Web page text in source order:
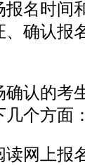
名时间
、确认报
认的考
个方面：
网上报